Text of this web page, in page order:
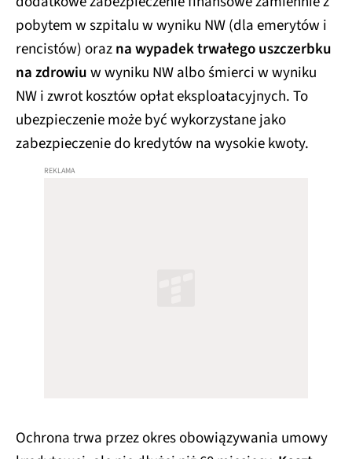
pobytem w szpitalu w wyniku NW (dla emerytów i
rencistów) orazna wypadek trwałego uszczerbku
na zdrowiuw wyniku NW albo śmierci w wyniku
NW i zwrot kosztów opłat eksploatacyjnych. To
ubezpieczenie może być wykorzystane jako
zabezpieczenie do kredytów na wysokie kwoty.
Ochrona trwa przez okres obowiązywania umowy